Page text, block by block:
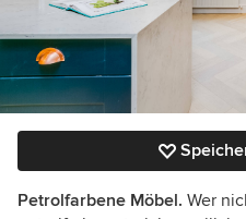
Petrolfarbene Möbel. Wer